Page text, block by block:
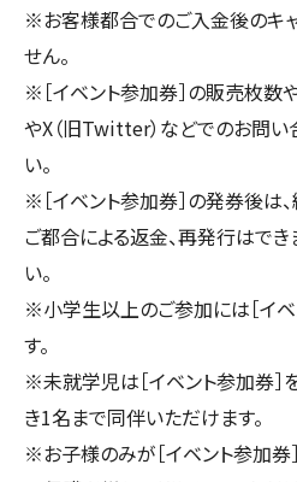
※お客様都合でのご入金後のキ
せん。
※［イベント参加券］の販売枚数
やX（旧Twitter）などでのお問い
い。
※［イベント参加券］の発券後は
ご都合による返金、再発行はで
い。
※小学生以上のご参加には［イ
す。
※未就学児は［イベント参加券
き1名まで同伴いただけます。
※お子様のみが［イベント参加券